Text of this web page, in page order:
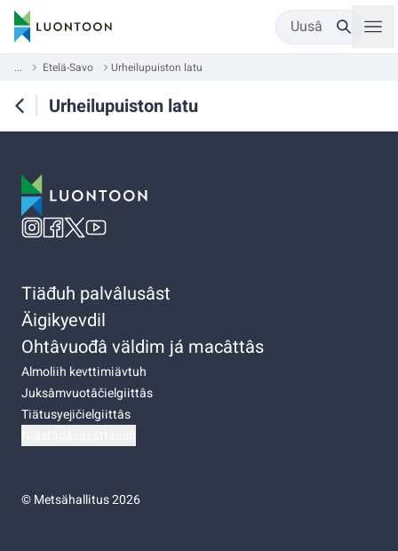
Uusâ
... Etelä-Savo Urheilupuiston latu
Urheilupuiston latu
Tiäđuh palvâlusâst
Äigikyevdil
Ohtâvuođâ väldim já macâttâs
Almoliih kevttimiävtuh
Juksâmvuotâčielgiittâs
Tiätusyejičielgiittâs
©Metsähallitus 2026